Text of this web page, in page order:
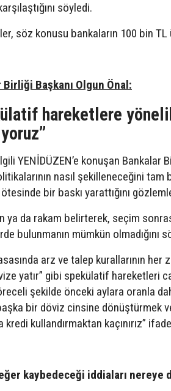
söyledi.
söz konusu bankaların 100 bin
Birliği Başkanı Olgun Önal:
hareketlere
YENİDÜZEN’e konuşan Bankalar
nasıl şekilleneceğini
bir baskı yarattığını
ya da rakam belirterek, seçim
bulunmanın mümkün olmadığını
arz ve talep kurallarının
yatır” gibi spekülatif hareketleri
şekilde önceki aylara oranla
bir döviz cinsine dönüştürmek
kredi kullandırmaktan kaçınırız”
kaybedeceği iddiaları nereye